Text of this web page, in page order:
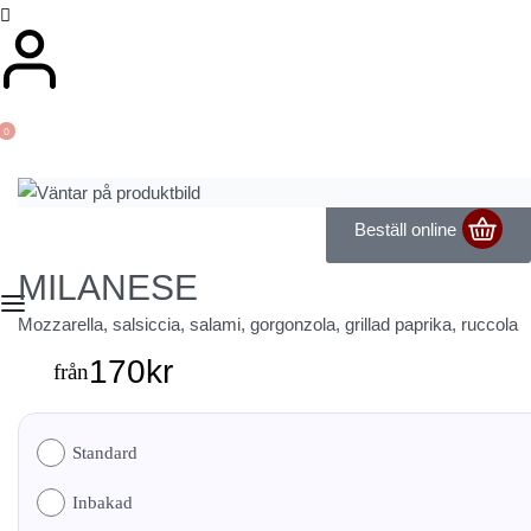
0
Beställ online
MILANESE
Mozzarella, salsiccia, salami, gorgonzola, grillad paprika, ruccola
från170kr
Standard
Inbakad